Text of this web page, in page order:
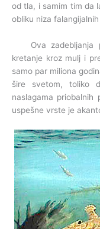
od tla, i samim tim da
obliku niza
Ova zadebljanja
kretanje kroz mulj i
samo par miliona
šire svetom, toliko
naslagama
uspešne vrste je